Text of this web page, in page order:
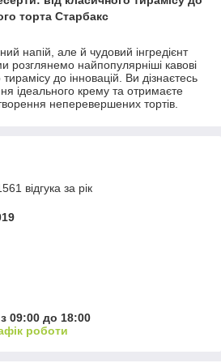
торта Старбакс
напій, але й чудовий інгредієнт
розглянемо найпопулярніші кавові
до інновацій. Ви дізнаєтесь
ідеального крему та отримаєте
неперевершених тортів.
відгука за рік
09:00 до 18:00
роботи